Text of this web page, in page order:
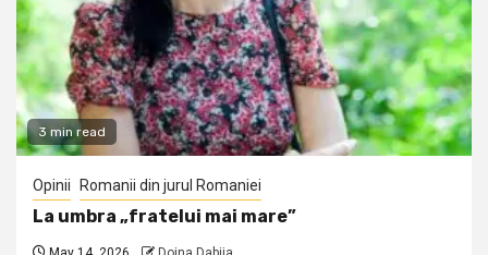
3 min read
Opinii Romanii din jurul Romaniei
La umbra „fratelui mai mare”